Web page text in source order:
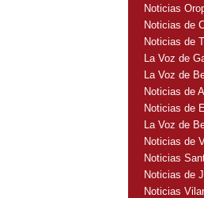
Noticias
Noticias de
Noticias de
La Voz de
La Voz de
Noticias de
Noticias de
La Voz de
Noticias de
Noticias
Noticias de
Noticias